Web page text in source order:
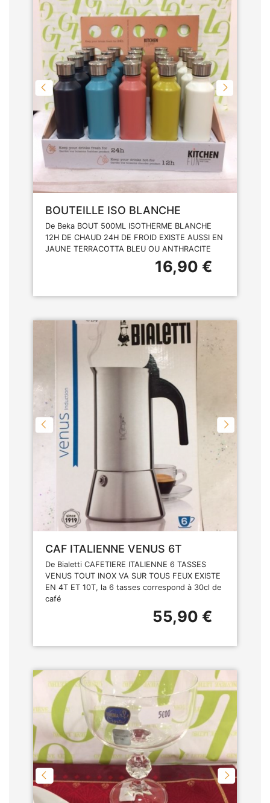
BOUTEILLE ISO BLANCHE
De Beka BOUT 500ML ISOTHERME BLANCHE
12H DE CHAUD 24H DE FROID EXISTE AUSSI EN
JAUNE TERRACOTTA BLEU OU ANTHRACITE
16,90 €
CAF ITALIENNE VENUS 6T
De Bialetti CAFETIERE ITALIENNE 6 TASSES
VENUS TOUT INOX VA SUR TOUS FEUX EXISTE
EN 4T ET 10T, la 6 tasses correspond à 30cl de
café
55,90 €